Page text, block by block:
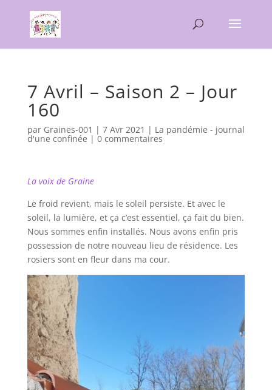
7 Avril – Saison 2 – Jour
160
par Graines-001 | 7 Avr 2021 | La pandémie - journal
d'une confinée | 0 commentaires
La voix de Graine
Le froid revient, mais le soleil persiste. Et avec le
soleil, la lumière, et ça c’est essentiel, ça fait du bien.
Nous sommes enfin installés. Nous avons enfin pris
possession de notre nouveau lieu de résidence. Les
rosiers sont en fleur dans ma cour.